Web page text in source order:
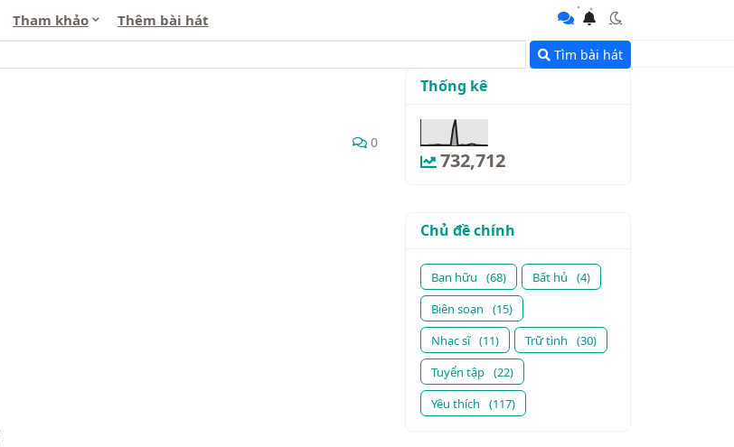
Tham khảo Thêm bài hát
Tìm bài hát
0
Thống kê
732,712
Chủ đề chính
Bạn hữu (68) Bất hủ
(4)
Biên soạn
(15)
Nhạc sĩ (11) Trữ tình
(30)
Tuyển tập (22)
Yêu thích
(117)